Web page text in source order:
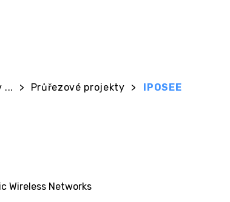
... > Průřezové projekty > IPOSEE
Wireless Networks